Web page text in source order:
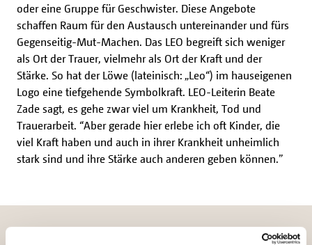
oder eine Gruppe für Geschwister. Diese Angebote
schaffen Raum für den Austausch untereinander und fürs
Gegenseitig-Mut-Machen. Das LEO begreift sich weniger
als Ort der Trauer, vielmehr als Ort der Kraft und der
Stärke. So hat der Löwe (lateinisch: „Leo“) im hauseigenen
Logo eine tiefgehende Symbolkraft. LEO-Leiterin Beate
Zade sagt, es gehe zwar viel um Krankheit, Tod und
Trauerarbeit. “Aber gerade hier erlebe ich oft Kinder, die
viel Kraft haben und auch in ihrer Krankheit unheimlich
stark sind und ihre Stärke auch anderen geben können.”